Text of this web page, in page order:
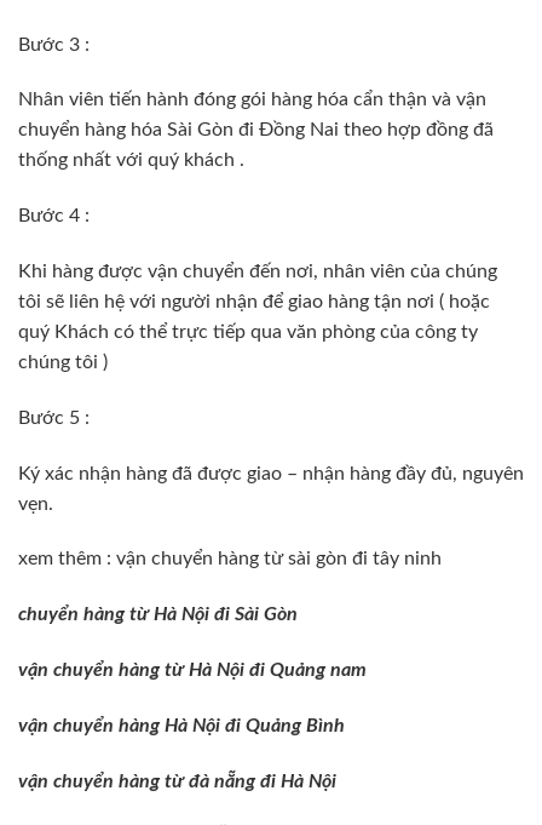
Bước 3 :
Nhân viên tiến hành đóng gói hàng hóa cẩn thận và vận
chuyển hàng hóa Sài Gòn đi Đồng Nai theo hợp đồng đã
thống nhất với quý khách .
Bước 4 :
Khi hàng được vận chuyển đến nơi, nhân viên của chúng
tôi sẽ liên hệ với người nhận để giao hàng tận nơi ( hoặc
quý Khách có thể trực tiếp qua văn phòng của công ty
chúng tôi )
Bước 5 :
Ký xác nhận hàng đã được giao – nhận hàng đầy đủ, nguyên
vẹn.
xem thêm : vận chuyển hàng từ sài gòn đi tây ninh
chuyển hàng từ Hà Nội đi Sài Gòn
vận chuyển hàng từ Hà Nội đi Quảng nam
vận chuyển hàng Hà Nội đi Quảng Bình
vận chuyển hàng từ đà nẵng đi Hà Nội